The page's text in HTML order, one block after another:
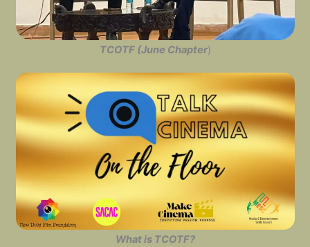
TCOTF (June Chapter)
What is TCOTF?